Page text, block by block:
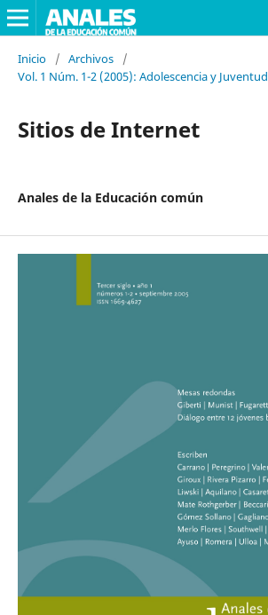
Inicio / Archivos
/
Vol. 1 Núm. 1-2 (2005): Adolescencia y Juventud
Sitios de Internet
Anales de la Educación común